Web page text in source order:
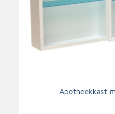
Apotheekkast